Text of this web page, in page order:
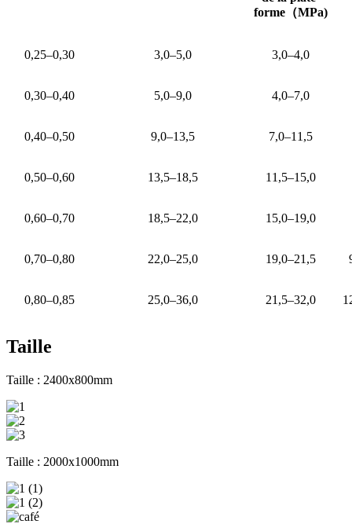
forme （MPa)
0,25–0,30 3,0–5,0 3,0–4,0
0,30–0,40 5,0–9,0 4,0–7,0
0,40–0,50 9,0–13,5 7,0–11,5
0,50–0,60 13,5–18,5 11,5–15,0
0,60–0,70 18,5–22,0 15,0–19,0
0,70–0,80 22,0–25,0 19,0–21,5
0,80–0,85 25,0–36,0 21,5–32,0
Taille
Taille : 2400x800mm
Taille : 2000x1000mm